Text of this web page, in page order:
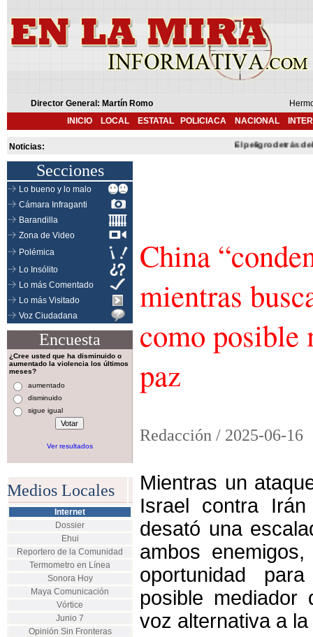
Director General: Martín Romo
INICIO
LOCAL ESTATAL POLICIACA NACIONAL
Noticias: El peligro detrás del
Secciones
Lo bueno y lo malo
Cámara Infraganti
Barandilla
Zona de Video
Polémica
Lo Insólito
Lo más Comentado
Lo más Visitado
Voz Ciudadana
Encuesta
¿Cree usted que ha disminuido o
aumentado la violencia los últimos
meses?
aumentado
disminuido
sigue igual
Ver resultados
Medios Locales
Internet
Dossier
Ehui
Reportero de la Comunidad
Termometro en Línea
Sonora Hoy
Maya Comunicación
Vórtice
Junio 7
Opinión Sin Fronteras
China
mientras
como posible
paz
Redacción / 2025-06-16
Mientras un
Israel contra
desató una
ambos
oportunidad
posible
voz alternativa a